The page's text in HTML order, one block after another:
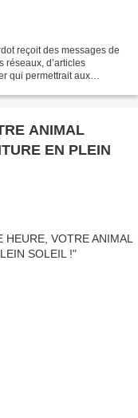
reçoit des messages de
réseaux, d’articles
qui permettrait aux
ANIMAL
EN PLEIN